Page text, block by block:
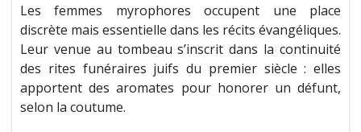
Les femmes myrophores occupent une place
discrète mais essentielle dans les récits évangéliques.
Leur venue au tombeau s’inscrit dans la continuité
des rites funéraires juifs du premier siècle : elles
apportent des aromates pour honorer un défunt,
selon la coutume.